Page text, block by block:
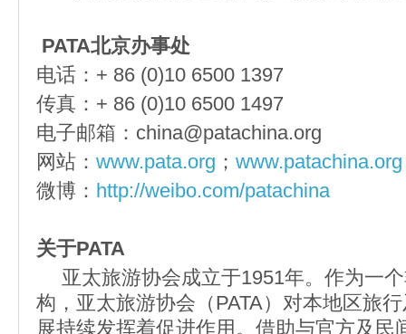
PATA北京办事处
电话：+ 86 (0)10 6500 1397
传真：+ 86 (0)10 6500 1497
电子邮箱：china@patachina.org
网站： www.pata.org ； www.patachina.org
微博： http://weibo.com/patachina
关于PATA
亚太旅游协会成立于1951年。作为一
构，亚太旅游协会（PATA）对本地区旅
展持续发挥着促进作用。借助与官方及民